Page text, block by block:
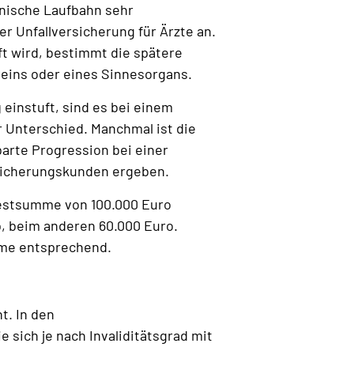
Laufbahn sehr
Unfallversicherung für Ärzte an.
wird, bestimmt die spätere
oder eines Sinnesorgans.
einstuft, sind es bei einem
Manchmal ist die
Progression bei einer
ergeben.
von 100.000 Euro
anderen 60.000 Euro.
entsprechend.
In den
sich je nach Invaliditätsgrad mit